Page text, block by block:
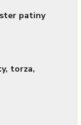
patiny
torza,